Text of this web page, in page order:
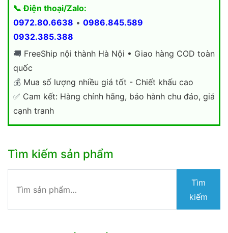
📞 Điện thoại/Zalo:
0972.80.6638 • 0986.845.589
0932.385.388
🚚 FreeShip nội thành Hà Nội • Giao hàng COD toàn
quốc
💰 Mua số lượng nhiều giá tốt - Chiết khấu cao
✅ Cam kết: Hàng chính hãng, bảo hành chu đáo, giá
cạnh tranh
Tìm kiếm sản phẩm
kiếm:
Tìm
kiếm